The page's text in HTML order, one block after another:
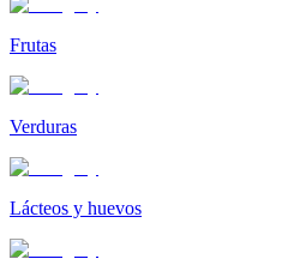
Frutas
Verduras
Lácteos y huevos